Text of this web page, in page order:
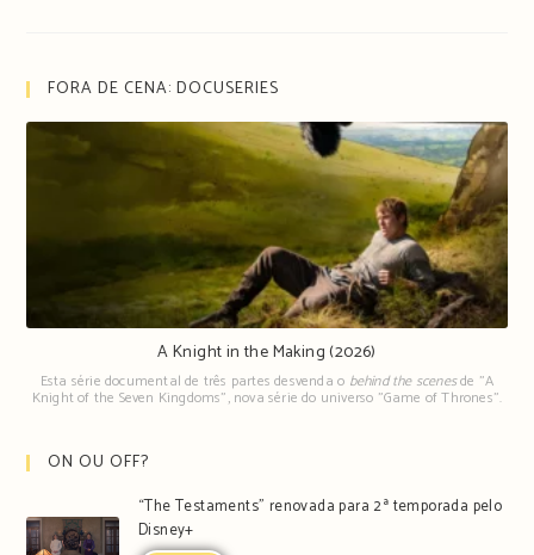
FORA DE CENA: DOCUSERIES
A Knight in the Making (2026)
Esta série documental de três partes desvenda o behind the scenesde "A
Knight of the Seven Kingdoms", nova série do universo "Game of Thrones".
ON OU OFF?
“The Testaments” renovada para 2ª temporada pelo
Disney+